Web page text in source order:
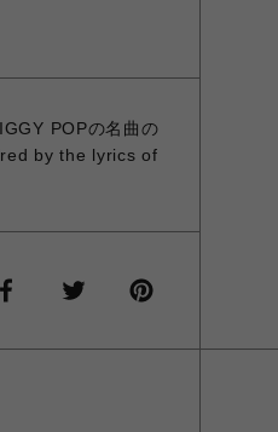
POPの名曲の
by the lyrics of